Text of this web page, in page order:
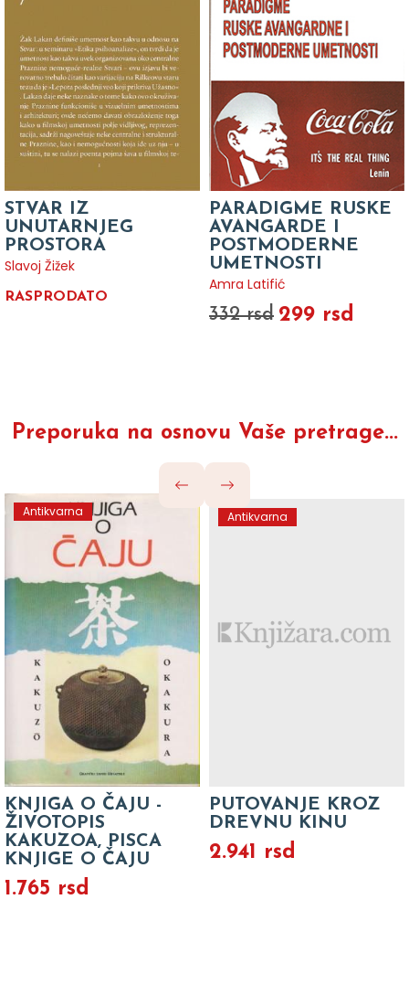
STVAR IZ
UNUTARNJEG
PROSTORA
Slavoj Žižek
RASPRODATO
PARADIGME RUSKE
AVANGARDE I
POSTMODERNE
UMETNOSTI
Amra Latifić
332 rsd 299 rsd
Preporuka na osnovu Vaše pretrage...
Antikvarna
KNJIGA O ČAJU -
ŽIVOTOPIS
KAKUZOA, PISCA
KNJIGE O ČAJU
1.765 rsd
Antikvarna
PUTOVANJE KROZ
DREVNU KINU
2.941 rsd